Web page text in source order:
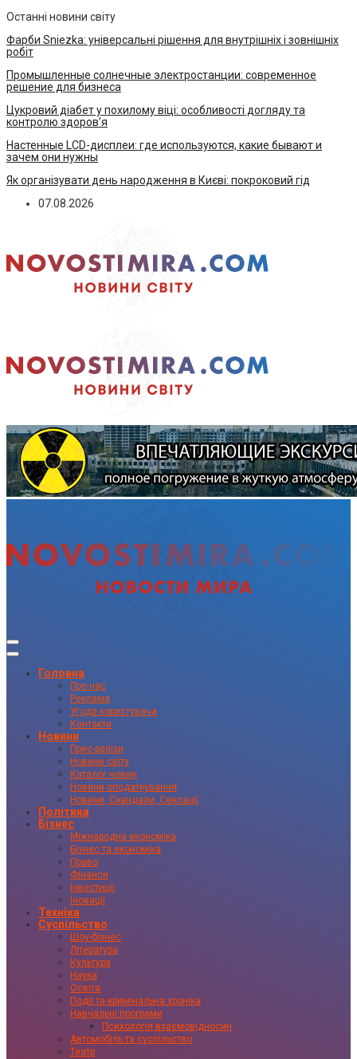
Останні новини світу
Фарби Sniezka: універсальні рішення для внутрішніх і зовнішніх
робіт
Промышленные солнечные электростанции: современное
решение для бизнеса
Цукровий діабет у похилому віці: особливості догляду та
контролю здоров’я
Настенные LCD-дисплеи: где используются, какие бывают и
зачем они нужны
Як організувати день народження в Києві: покроковий гід
07.08.2026
Головна
Про нас
Реклама
Угода користувача
Контакти
Новини
Прес-релізи
Новини світу
Каталог новин
Новини оподаткування
Новини, Скандали, Сенсації
Політика
Бізнес
Міжнародна економіка
Бізнес та економіка
Право
Фінанси
Інвестиції
Іновації
Техніка
Суспільство
Шоу-бізнес
Література
Культура
Наука
Освіта
Події та кримінальна хроніка
Навчальні програми
Психологія взаємовідносин
Автомобіль та суспільство
Театр